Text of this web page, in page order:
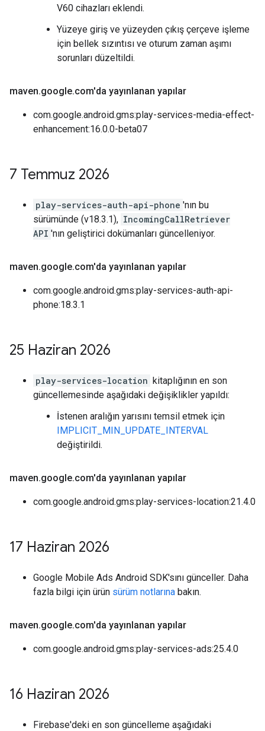
V60 cihazları eklendi.
Yüzeye giriş ve yüzeyden çıkış çerçeve işleme
için bellek sızıntısı ve oturum zaman aşımı
sorunları düzeltildi.
maven.google.com'da yayınlanan yapılar
com.google.android.gms:play-services-media-effect-
enhancement:16.0.0-beta07
7 Temmuz 2026
play-services-auth-api-phone 'nın bu
sürümünde (v18.3.1), IncomingCallRetriever
API 'nın geliştirici dokümanları güncelleniyor.
maven.google.com'da yayınlanan yapılar
com.google.android.gms:play-services-auth-api-
phone:18.3.1
25 Haziran 2026
play-services-location kitaplığının en son
güncellemesinde aşağıdaki değişiklikler yapıldı:
İstenen aralığın yarısını temsil etmek için
IMPLICIT_MIN_UPDATE_INTERVAL
değiştirildi.
maven.google.com'da yayınlanan yapılar
com.google.android.gms:play-services-location:21.4.0
17 Haziran 2026
Google Mobile Ads Android SDK'sını günceller. Daha
fazla bilgi için ürün sürüm notlarına bakın.
maven.google.com'da yayınlanan yapılar
com.google.android.gms:play-services-ads:25.4.0
16 Haziran 2026
Firebase'deki en son güncelleme aşağıdaki